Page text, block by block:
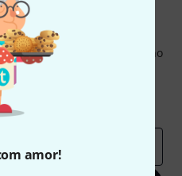
amor!
Thomann
em inglês e com um
um dos
no
Thomann